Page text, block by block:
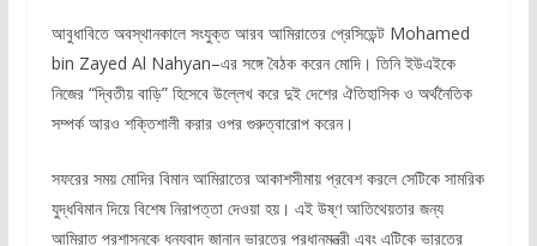
আবুধাবিতে অবস্থানকালে সংযুক্ত আরব আমিরাতের প্রেসিডেন্ট Mohamed
bin Zayed Al Nahyan–এর সঙ্গে বৈঠক করেন মোদি। তিনি ইউএইকে
নিজের “দ্বিতীয় বাড়ি” হিসেবে উল্লেখ করে দুই দেশের ঐতিহাসিক ও অর্থনৈতিক
সম্পর্ক আরও শক্তিশালী করার ওপর গুরুত্বারোপ করেন।
সফরের সময় মোদির বিমান আমিরাতের আকাশসীমায় প্রবেশ করলে সেটিকে সামরিক
যুদ্ধবিমান দিয়ে বিশেষ নিরাপত্তা দেওয়া হয়। এই উষ্ণ আতিথেয়তার জন্য
আমিরাত প্রশাসনকে ধন্যবাদ জানান ভারতের প্রধানমন্ত্রী এবং এটিকে ভারতের